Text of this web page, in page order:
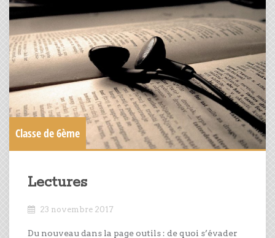
Classe de 6ème
Lectures
23 novembre 2017
Du nouveau dans la page outils : de quoi s’évader